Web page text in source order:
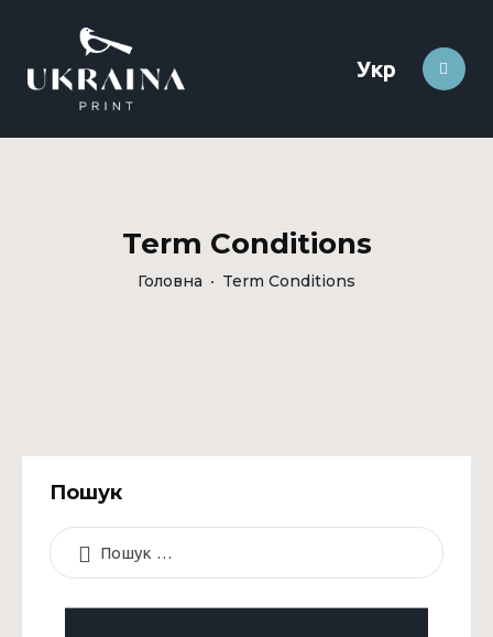
Укр
Term Conditions
Головна Term Conditions
Пошук